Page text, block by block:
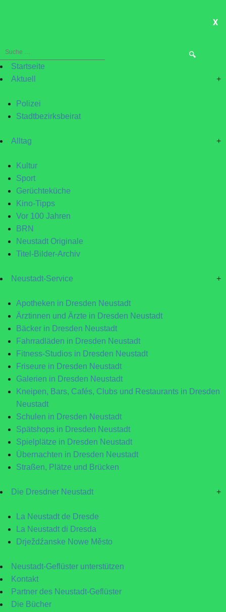
X
Suche
nach:Startseite
Aktuell
+
Polizei
Stadtbezirksbeirat
Alltag +
Kultur
Sport
Gerüchteküche
Kino-Tipps
Vor 100 Jahren
BRN
Neustadt Originale
Titel-Bilder-Archiv
Neustadt-Service +
Apotheken in Dresden Neustadt
Ärztinnen und Ärzte in Dresden Neustadt
Bäcker in Dresden Neustadt
Fahrradläden in Dresden Neustadt
Fitness-Studios in Dresden Neustadt
Friseure in Dresden Neustadt
Galerien in Dresden Neustadt
Kneipen, Bars, Cafés, Clubs und Restaurants in Dresden
Neustadt
Schulen in Dresden Neustadt
Spätshops in Dresden Neustadt
Spielplätze in Dresden Neustadt
Übernachten in Dresden Neustadt
Straßen, Plätze und Brücken
Die Dresdner Neustadt +
La Neustadt de Dresde
La Neustadt di Dresda
Drježdźanske Nowe Město
Neustadt-Geflüster unterstützen
Kontakt
Partner des Neustadt-Geflüster
Die Bücher